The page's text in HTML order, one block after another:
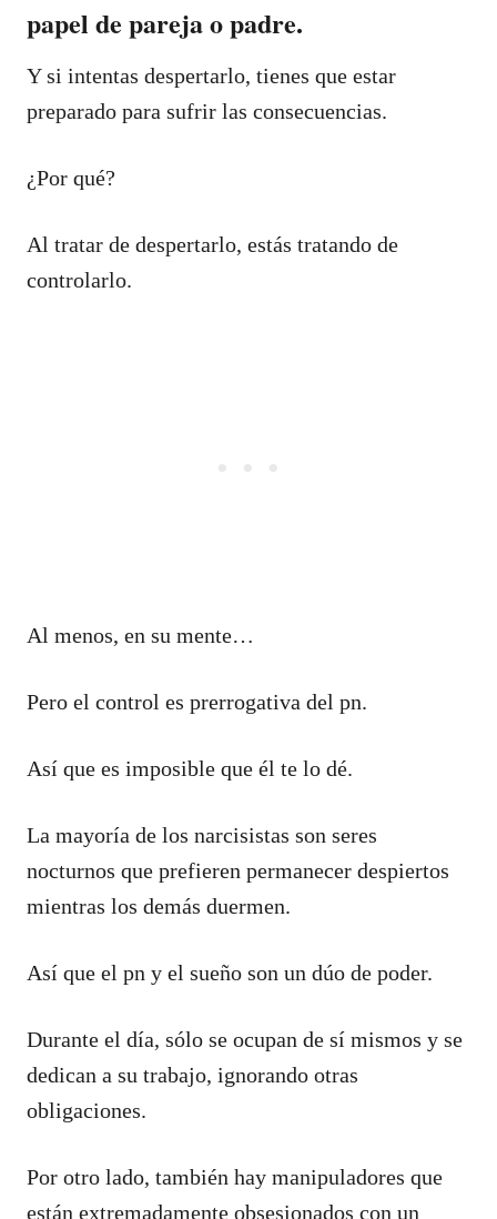
papel de pareja o padre.
Y si intentas despertarlo, tienes que estar
preparado para sufrir las consecuencias.
¿Por qué?
Al tratar de despertarlo, estás tratando de
controlarlo.
Al menos, en su mente…
Pero el control es prerrogativa del pn.
Así que es imposible que él te lo dé.
La mayoría de los narcisistas son seres
nocturnos que prefieren permanecer despiertos
mientras los demás duermen.
Así que el pn y el sueño son un dúo de poder.
Durante el día, sólo se ocupan de sí mismos y se
dedican a su trabajo, ignorando otras
obligaciones.
Por otro lado, también hay manipuladores que
están extremadamente obsesionados con un